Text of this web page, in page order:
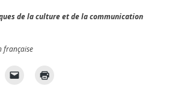
de la culture et de la communication
française